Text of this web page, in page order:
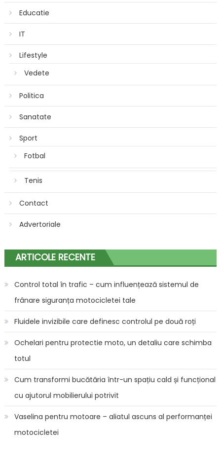
Educatie
IT
Lifestyle
Vedete
Politica
Sanatate
Sport
Fotbal
Tenis
Contact
Advertoriale
ARTICOLE RECENTE
Control total în trafic – cum influențează sistemul de
frânare siguranța motocicletei tale
Fluidele invizibile care definesc controlul pe două roți
Ochelari pentru protectie moto, un detaliu care schimba
totul
Cum transformi bucătăria într-un spațiu cald și funcțional
cu ajutorul mobilierului potrivit
Vaselina pentru motoare – aliatul ascuns al performanței
motocicletei